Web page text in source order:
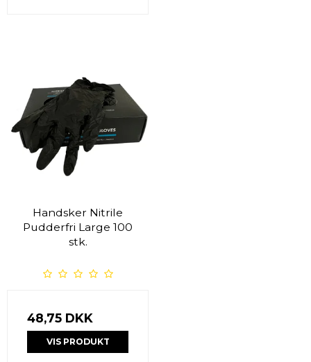
Handsker Nitrile
Pudderfri Large 100
stk.
48,75 DKK
VIS PRODUKT